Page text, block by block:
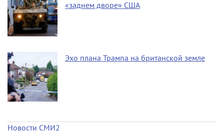
«заднем дворе» США
Эхо плана Трампа на британской земле
Новости СМИ2